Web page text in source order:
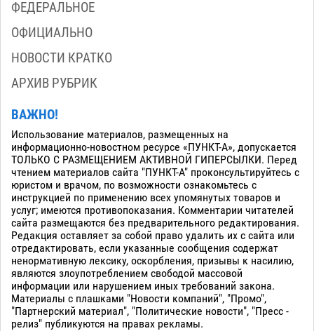
ФЕДЕРАЛЬНОЕ
ОФИЦИАЛЬНО
НОВОСТИ КРАТКО
АРХИВ РУБРИК
ВАЖНО!
Использование материалов, размещенных на
информационно-новостном ресурсе «ПУНКТ-А», допускается
ТОЛЬКО С РАЗМЕЩЕНИЕМ АКТИВНОЙ ГИПЕРСЫЛКИ. Перед
чтением материалов сайта "ПУНКТ-А" проконсультируйтесь с
юристом и врачом, по возможности ознакомьтесь с
инструкцией по применению всех упомянутых товаров и
услуг; имеются противопоказания. Комментарии читателей
сайта размещаются без предварительного редактирования.
Редакция оставляет за собой право удалить их с сайта или
отредактировать, если указанные сообщения содержат
ненормативную лексику, оскорбления, призывы к насилию,
являются злоупотреблением свободой массовой
информации или нарушением иных требований закона.
Материалы с плашками "Новости компаний", "Промо",
"Партнерский материал", "Политические новости", "Пресс -
релиз" публикуются на правах рекламы.